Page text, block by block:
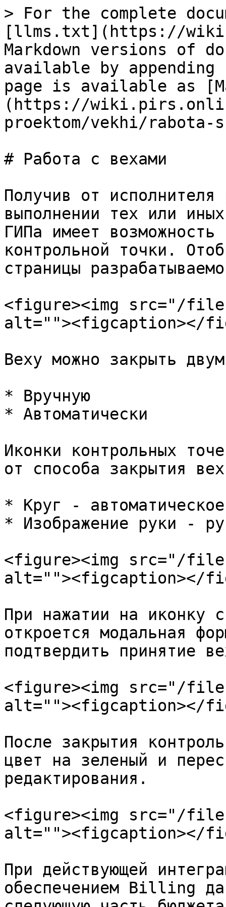
> For the complete
[llms.txt](https://
Markdown versions of
available by
page is available as
(https://
proektom/vekhi/rabota-
# Работа с вехами
Получив от
выполнении тех или
ГИПа имеет возможность
контрольной точки.
страницы
<figure><img src="/files/
alt=""><figcaption></
Веху можно закрыть
* Вручную
* Автоматически
Иконки контрольных
от способа закрытия
* Круг -
* Изображение руки -
<figure><img src="/files/
alt=""><figcaption></
При нажатии на иконку
откроется модальная
подтвердить принятие
<figure><img src="/files/
alt=""><figcaption></
После закрытия
цвет на зеленый и
редактирования.
<figure><img src="/files/
alt=""><figcaption></
При действующей
обеспечением Billing